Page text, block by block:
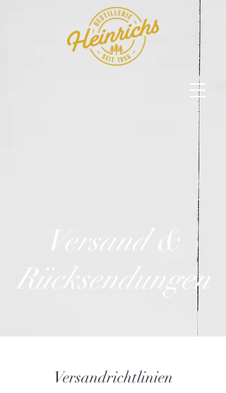
Rücksendungen
Versandrichtlinien